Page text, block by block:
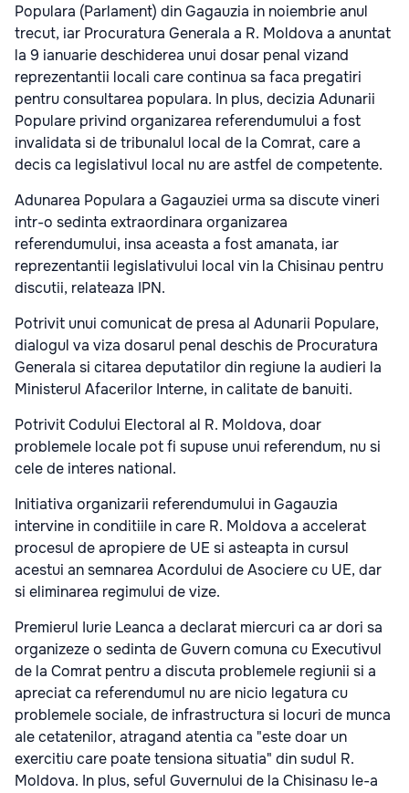
Populara (Parlament) din Gagauzia in noiembrie anul
trecut, iar Procuratura Generala a R. Moldova a anuntat
la 9 ianuarie deschiderea unui dosar penal vizand
reprezentantii locali care continua sa faca pregatiri
pentru consultarea populara. In plus, decizia Adunarii
Populare privind organizarea referendumului a fost
invalidata si de tribunalul local de la Comrat, care a
decis ca legislativul local nu are astfel de competente.
Adunarea Populara a Gagauziei urma sa discute vineri
intr-o sedinta extraordinara organizarea
referendumului, insa aceasta a fost amanata, iar
reprezentantii legislativului local vin la Chisinau pentru
discutii, relateaza IPN.
Potrivit unui comunicat de presa al Adunarii Populare,
dialogul va viza dosarul penal deschis de Procuratura
Generala si citarea deputatilor din regiune la audieri la
Ministerul Afacerilor Interne, in calitate de banuiti.
Potrivit Codului Electoral al R. Moldova, doar
problemele locale pot fi supuse unui referendum, nu si
cele de interes national.
Initiativa organizarii referendumului in Gagauzia
intervine in conditiile in care R. Moldova a accelerat
procesul de apropiere de UE si asteapta in cursul
acestui an semnarea Acordului de Asociere cu UE, dar
si eliminarea regimului de vize.
Premierul Iurie Leanca a declarat miercuri ca ar dori sa
organizeze o sedinta de Guvern comuna cu Executivul
de la Comrat pentru a discuta problemele regiunii si a
apreciat ca referendumul nu are nicio legatura cu
problemele sociale, de infrastructura si locuri de munca
ale cetatenilor, atragand atentia ca "este doar un
exercitiu care poate tensiona situatia" din sudul R.
Moldova. In plus, seful Guvernului de la Chisinasu le-a